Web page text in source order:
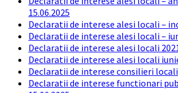
15.06.2025
Declaratii de interese alesi locali –
Declaratii de interese alesi locali –
Declaratii de interese alesi locali
Declaratii de interese alesi locali
Declaratii de interese consilieri locali
Declaratii de interese functionari